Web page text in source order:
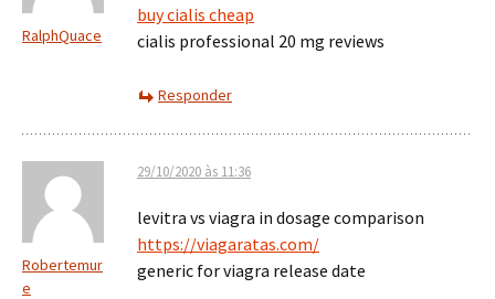
RalphQuace
buy cialis cheap
cialis professional 20 mg reviews
Responder
Robertemur
e
29/10/2020 às 11:36
levitra vs viagra in dosage comparison
https://viagaratas.com/
generic for viagra release date